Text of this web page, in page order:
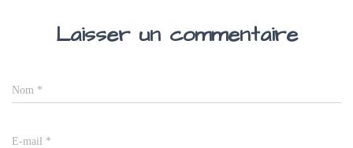
Laisser un commentaire
Nom *
E-mail *